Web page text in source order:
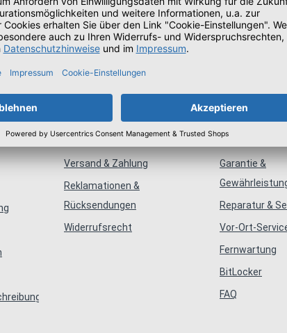
HL-2130, 2132, 2135, 2240, 2250, 2270, MFC-7360
Bestellung
Versand & Zahlung
Reklamationen &
Rücksendungen
Widerrufsrecht
Service
Garantie &
Reparatur &
Vor-Ort-
Fernwartung
BitLocker
FAQ